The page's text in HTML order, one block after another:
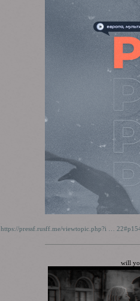
https://pressf.rusff.me/viewtopic.php?i …
will